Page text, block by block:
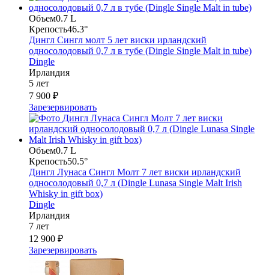
Объем0.7 L
Крепость46.3°
Дингл Сингл молт 5 лет виски ирландский
односолодовый 0,7 л в тубе (Dingle Single Malt in tube)
Dingle
Ирландия
5 лет
7 900 ₽
Зарезервировать
Объем0.7 L
Крепость50.5°
Дингл Лунаса Сингл Молт 7 лет виски ирландский
односолодовый 0,7 л (Dingle Lunasa Single Malt Irish
Whisky in gift box)
Dingle
Ирландия
7 лет
12 900 ₽
Зарезервировать